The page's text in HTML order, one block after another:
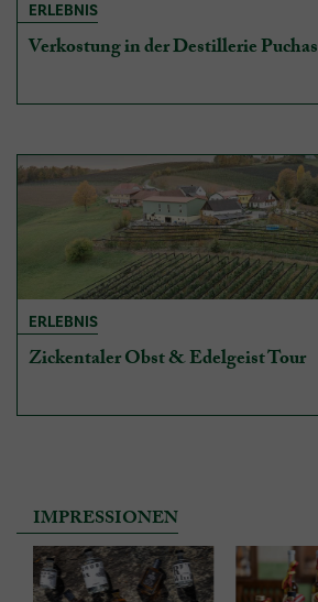
ERLEBNIS
Verkostung in der Destillerie Puchas
ERLEBNIS
Zickentaler Obst & Edelgeist Tour
IMPRESSIONEN